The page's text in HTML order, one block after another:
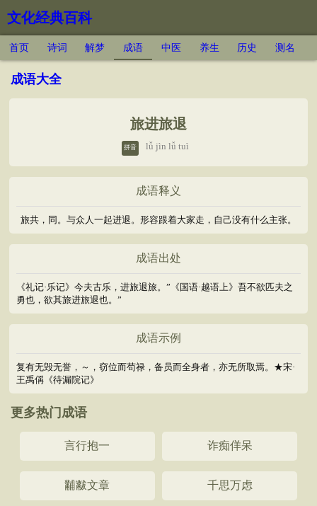
文化经典百科
首页 诗词 解梦 成语 中医 养生 历史 测名
成语大全
旅进旅退
拼音 lǚ jìn lǚ tuì
成语释义
旅共，同。与众人一起进退。形容跟着大家走，自己没有什么主张。
成语出处
《礼记·乐记》今夫古乐，进旅退旅。”《国语·越语上》吾不欲匹夫之
勇也，欲其旅进旅退也。”
成语示例
复有无毁无誉，～，窃位而苟禄，备员而全身者，亦无所取焉。★宋·
王禹偁《待漏院记》
更多热门成语
言行抱一 诈痴佯呆
黼黻文章 千思万虑